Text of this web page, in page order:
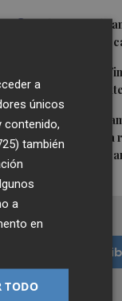
3Oysho ocupa la
Nespresso en la
El Hospital del
referente en la
5El proyecto
sostenibles
internas de la
Quiero
a
únicos
contenido,
también
a
en
TODO